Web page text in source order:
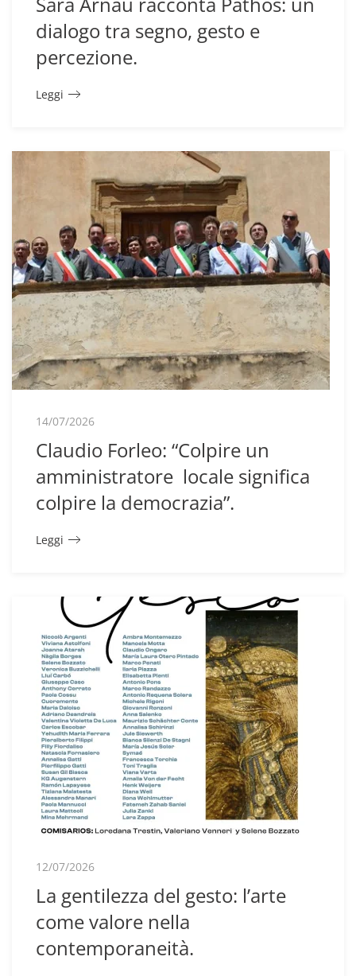
dialogo tra segno, gesto e
percezione.
Leggi
14/07/2026
Claudio Forleo: “Colpire un
amministratore locale significa
colpire la democrazia”.
Leggi
12/07/2026
La gentilezza del gesto: l’arte
come valore nella
contemporaneità.